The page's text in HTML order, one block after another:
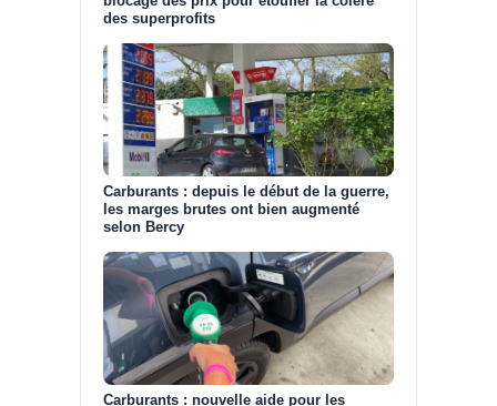
des superprofits
Carburants : depuis le début de la guerre,
les marges brutes ont bien augmenté
selon Bercy
Carburants : nouvelle aide pour les